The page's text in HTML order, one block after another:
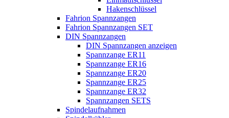
Hakenschlüssel
Fahrion Spannzangen
Fahrion Spannzangen SET
DIN Spannzangen
DIN Spannzangen anzeigen
Spannzange ER11
Spannzange ER16
Spannzange ER20
Spannzange ER25
Spannzange ER32
Spannzangen SETS
Spindelaufnahmen